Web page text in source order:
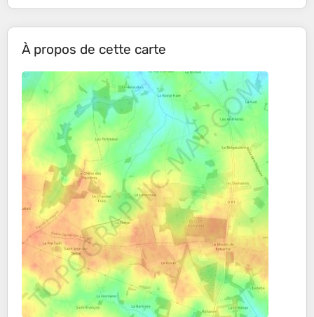
À propos de cette carte